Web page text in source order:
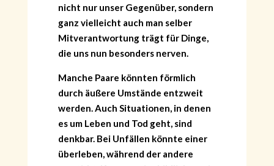
nicht nur unser Gegenüber, sondern
ganz vielleicht auch man selber
Mitverantwortung trägt für Dinge,
die uns nun besonders nerven.
Manche Paare könnten förmlich
durch äußere Umstände entzweit
werden. Auch Situationen, in denen
es um Leben und Tod geht, sind
denkbar. Bei Unfällen könnte einer
überleben, während der andere